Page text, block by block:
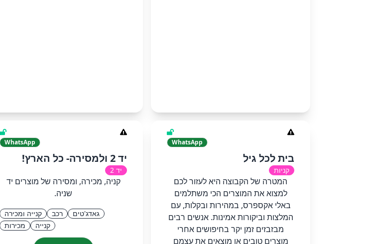
WhatsApp
בית לכל גיל
קניות
המטרה של הקבוצה היא לעזור לכם
למצוא את המוצרים הכי משתלמים
באלי אקספרס, במהירות ובקלות, עם
המלצות וביקורות אמינות. אנשים רבים
מבזבזים זמן יקר בחיפושים אחרי
מוצרים טובים או מוצאים את עצמם
WhatsApp
יד 2 ולמסירה- כל הארץ!
יד 2
קניה, מכירה, ומסירה של מוצרים יד
שניה.
גאדג'טים רכב
קנייה ומכירה
קנייה
מכירות